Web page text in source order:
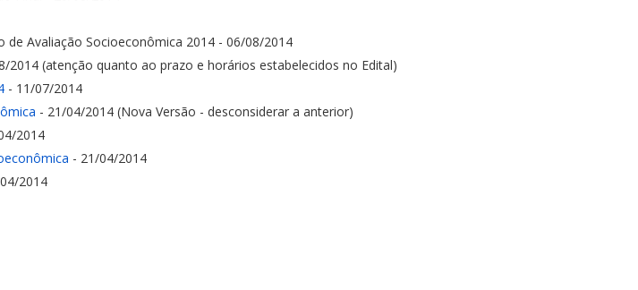
de Avaliação Socioeconômica 2014 - 06/08/2014
2014 (atenção quanto ao prazo e horários estabelecidos no Edital)
- 11/07/2014
- 21/04/2014 (Nova Versão - desconsiderar a anterior)
2014
- 21/04/2014
2014